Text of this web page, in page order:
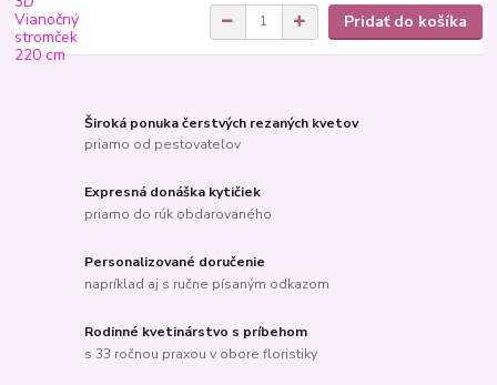
Pridať do košíka
Široká ponuka čerstvých rezaných kvetov
priamo od pestovateľov
Expresná donáška kytičiek
priamo do rúk obdarovaného
Personalizované doručenie
napríklad aj s ručne písaným odkazom
Rodinné kvetinárstvo s príbehom
s 33 ročnou praxou v obore floristiky